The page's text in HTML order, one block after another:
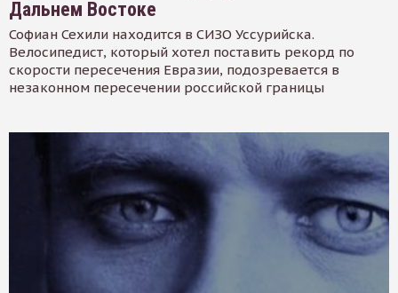
Дальнем Востоке
Софиан Сехили находится в СИЗО Уссурийска.
Велосипедист, который хотел поставить рекорд по
скорости пересечения Евразии, подозревается в
незаконном пересечении российской границы